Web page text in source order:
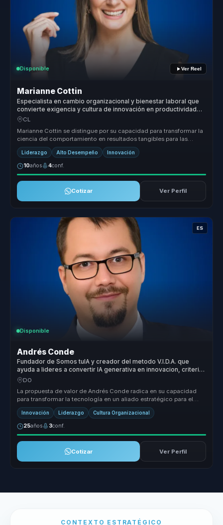
Disponible Ver Reel
Marianne Cottin
Especialista en cambio organizacional y bienestar laboral que
convierte exigencia y cultura de innovación en productividad
para líderes y equipos.
CL
Marianne Cottin se distingue por su capacidad para transformar la
ciencia del comportamiento en resultados tangibles para las
organizacio...
Liderazgo Alto Desempeño Innovación
10años 4conf.
Cotizar Ver Perfil
ES
Disponible
Andrés Conde
Fundador de Somos tuIA y creador del metodo V.I.D.A. que
ayuda a lideres a convertir IA generativa en innovacion, criterio
y adopcion responsable.
DO
La propuesta de valor de Andrés Conde radica en su capacidad
para transformar la tecnología en un aliado estratégico para el
crecimiento ...
Innovación Liderazgo Cultura Organizacional
25años 3conf.
Cotizar Ver Perfil
CONTEXTO ESTRATÉGICO